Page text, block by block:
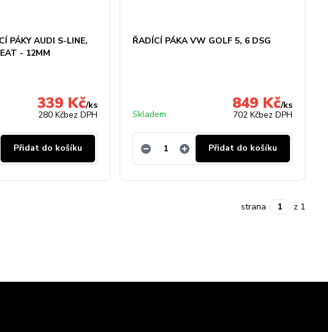
PÁKY AUDI S-LINE,
- 12MM
339 Kč/ks
280 Kčbez DPH
Přidat do košíku
ŘADÍCÍ PÁKA VW GOLF 5, 6 DSG
849 Kč/ks
702 Kčbez DPH
Skladem
Přidat do košíku
strana z 1